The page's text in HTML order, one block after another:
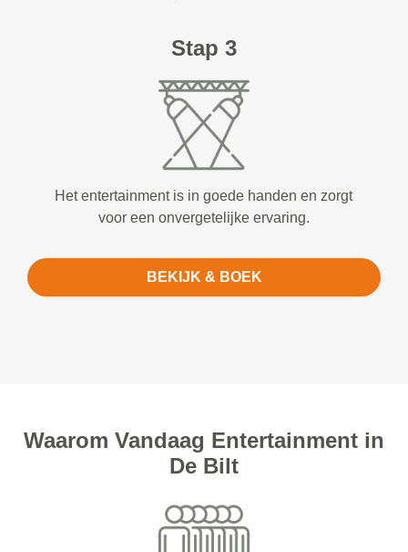
Stap 3
Het entertainment is in goede handen en zorgt
voor een onvergetelijke ervaring.
BEKIJK & BOEK
Waarom Vandaag Entertainment in
De Bilt